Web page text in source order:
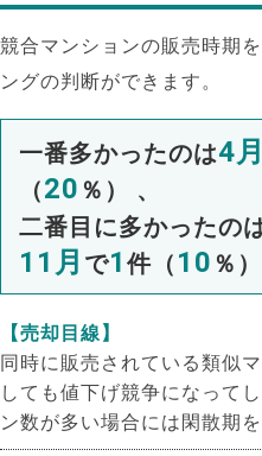
競合マンションの販売時期
ングの判断ができます。
一番多かったのは4
（20 ％） 、
二番目に多かったの
11月 で1 件（ 10 ％
【売却目線】
同時に販売されている類似
しても値下げ競争になって
ン数が多い場合には閑散期